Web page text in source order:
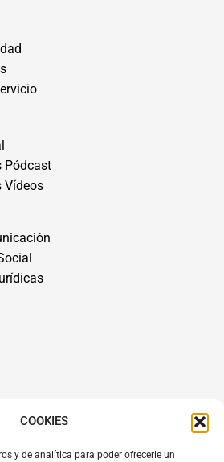
COOKIES
y de analítica para poder ofrecerle un
Pódcast
Vídeos
Calle Teobaldo Power Nº 7,